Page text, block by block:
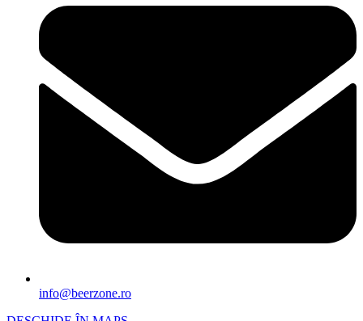
info@beerzone.ro